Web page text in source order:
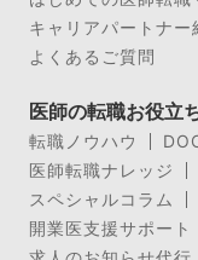
キャリアパートナー
よくあるご質問
医師の転職お役立
転職ノウハウ
医師転職ナレッジ
スペシャルコラム
開業医支援サポート